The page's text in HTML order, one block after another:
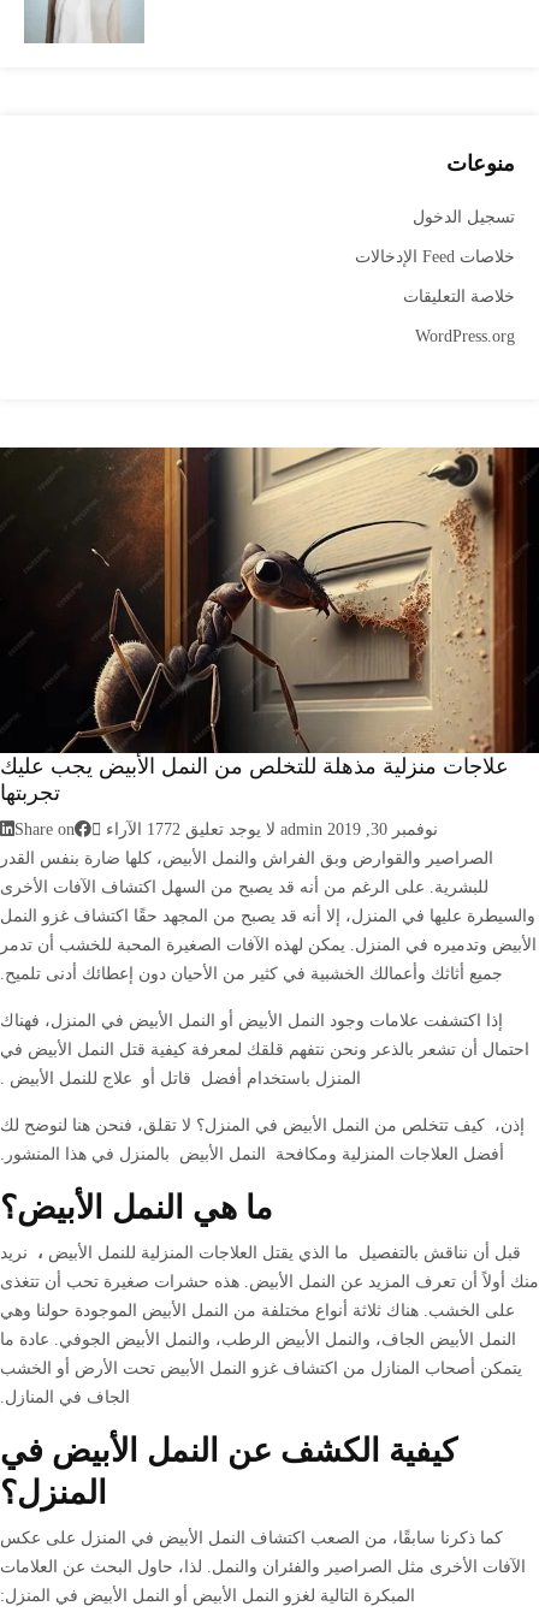
منوعات
تسجيل الدخول
خلاصات Feed الإدخالات
خلاصة التعليقات
WordPress.org
علاجات منزلية مذهلة للتخلص من النمل الأبيض يجب عليك
تجربتها
نوفمبر 30, 2019 admin لا يوجد تعليق 1772 الآراء
Share on
الصراصير والقوارض وبق الفراش والنمل الأبيض، كلها ضارة بنفس القدر
للبشرية. على الرغم من أنه قد يصبح من السهل اكتشاف الآفات الأخرى
والسيطرة عليها في المنزل، إلا أنه قد يصبح من المجهد حقًا اكتشاف غزو النمل
الأبيض وتدميره في المنزل. يمكن لهذه الآفات الصغيرة المحبة للخشب أن تدمر
جميع أثاثك وأعمالك الخشبية في كثير من الأحيان دون إعطائك أدنى تلميح.
إذا اكتشفت علامات وجود النمل الأبيض أو النمل الأبيض في المنزل، فهناك
احتمال أن تشعر بالذعر ونحن نتفهم قلقك لمعرفة كيفية قتل النمل الأبيض في
المنزل باستخدام أفضل قاتل أو علاج للنمل الأبيض .
إذن، كيف تتخلص من النمل الأبيض في المنزل؟ لا تقلق، فنحن هنا لنوضح لك
أفضل العلاجات المنزلية ومكافحة النمل الأبيض بالمنزل في هذا المنشور.
ما هي النمل الأبيض؟
قبل أن نناقش بالتفصيل ما الذي يقتل العلاجات المنزلية للنمل الأبيض ، نريد
منك أولاً أن تعرف المزيد عن النمل الأبيض. هذه حشرات صغيرة تحب أن تتغذى
على الخشب. هناك ثلاثة أنواع مختلفة من النمل الأبيض الموجودة حولنا وهي
النمل الأبيض الجاف، والنمل الأبيض الرطب، والنمل الأبيض الجوفي. عادة ما
يتمكن أصحاب المنازل من اكتشاف غزو النمل الأبيض تحت الأرض أو الخشب
الجاف في المنازل.
كيفية الكشف عن النمل الأبيض في
المنزل؟
كما ذكرنا سابقًا، من الصعب اكتشاف النمل الأبيض في المنزل على عكس
الآفات الأخرى مثل الصراصير والفئران والنمل. لذا، حاول البحث عن العلامات
المبكرة التالية لغزو النمل الأبيض أو النمل الأبيض في المنزل: